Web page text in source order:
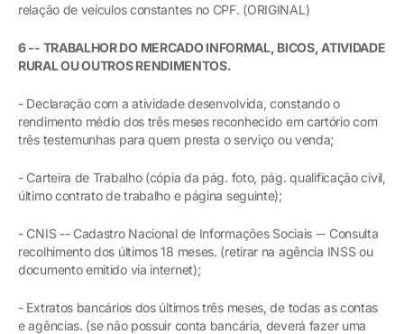
relação de veículos constantes no CPF. (ORIGINAL)
6 -- TRABALHOR DO MERCADO INFORMAL, BICOS, ATIVIDADE
RURAL OU OUTROS RENDIMENTOS.
- Declaração com a atividade desenvolvida, constando o
rendimento médio dos três meses reconhecido em cartório com
três testemunhas para quem presta o serviço ou venda;
- Carteira de Trabalho (cópia da pág. foto, pág. qualificação civil,
último contrato de trabalho e página seguinte);
- CNIS -- Cadastro Nacional de Informações Sociais -- Consulta
recolhimento dos últimos 18 meses. (retirar na agência INSS ou
documento emitido via internet);
- Extratos bancários dos últimos três meses, de todas as contas
e agências. (se não possuir conta bancária, deverá fazer uma